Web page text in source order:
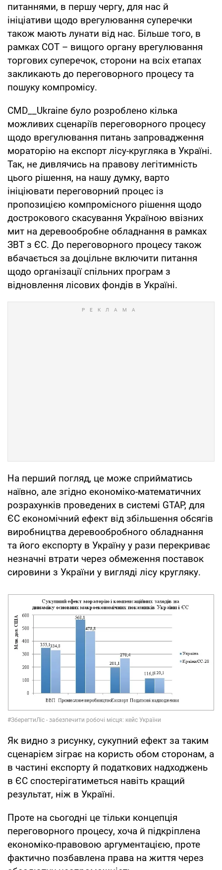
питаннями, в першу чергу, для нас й
ініціативи щодо врегулювання суперечки
також мають лунати від нас. Більше того, в
рамках СОТ – вищого органу врегулювання
торгових суперечок, сторони на всіх етапах
закликають до переговорного процесу та
пошуку компромісу.
CMD__Ukraine було розроблено кілька
можливих сценаріїв переговорного процесу
щодо врегулювання питань запровадження
мораторію на експорт лісу-кругляка в Україні.
Так, не дивлячись на правову легітимність
цього рішення, на нашу думку, варто
ініціювати переговорний процес із
пропозицією компромісного рішення щодо
дострокового скасування Україною ввізних
мит на деревообробне обладнання в рамках
ЗВТ з ЄС. До переговорного процесу також
вбачається за доцільне включити питання
щодо організації спільних програм з
відновлення лісових фондів в Україні.
На перший погляд, це може сприйматись
наївно, але згідно економіко-математичних
розрахунків проведених в системі GTAP, для
ЄС економічний ефект від збільшення обсягів
виробництва деревообробного обладнання
та його експорту в Україну у рази перекриває
незначні втрати через обмеження поставок
сировини з України у вигляді лісу кругляку.
Як видно з рисунку, сукупний ефект за таким
сценарієм зіграє на користь обом сторонам, а
в частині експорту й податкових надходжень
в ЄС спостерігатиметься навіть кращий
результат, ніж в Україні.
Проте на сьогодні це тільки концепція
переговорного процесу, хоча й підкріплена
економіко-правовою аргументацією, проте
фактично позбавлена права на життя через